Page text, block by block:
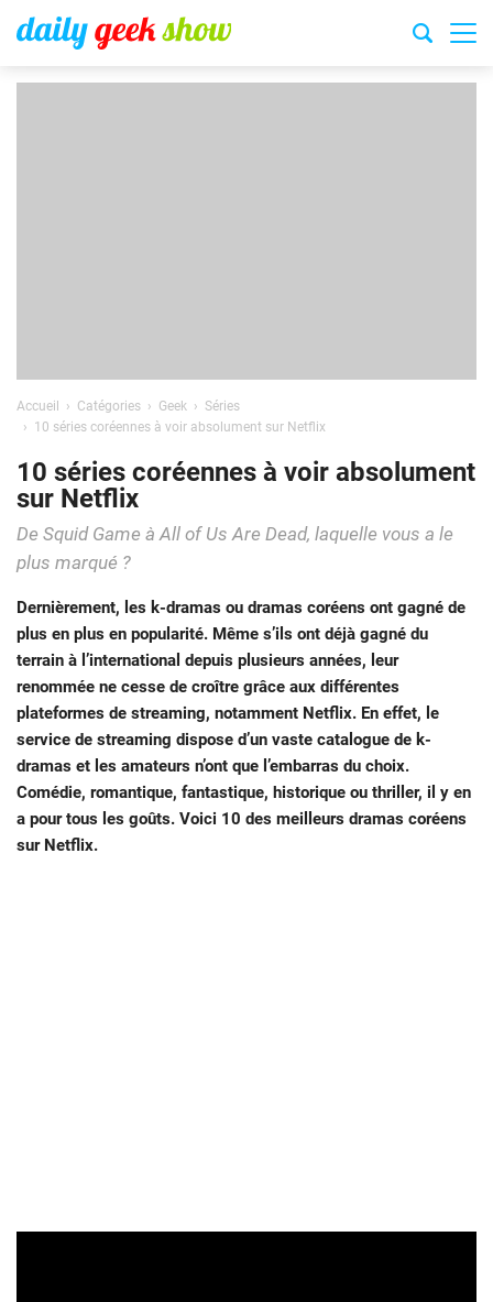
Accueil Catégories Geek
Séries
10 séries coréennes à voir absolument sur Netflix
10 séries coréennes à voir absolument
sur Netflix
De Squid Game à All of Us Are Dead, laquelle vous a le
plus marqué ?
Dernièrement, les k-dramas ou dramas coréens ont gagné de
plus en plus en popularité. Même s’ils ont déjà gagné du
terrain à l’international depuis plusieurs années, leur
renommée ne cesse de croître grâce aux différentes
plateformes de streaming, notamment Netflix. En effet, le
service de streaming dispose d’un vaste catalogue de k-
dramas et les amateurs n’ont que l’embarras du choix.
Comédie, romantique, fantastique, historique ou thriller, il y en
a pour tous les goûts. Voici 10 des meilleurs dramas coréens
sur Netflix.